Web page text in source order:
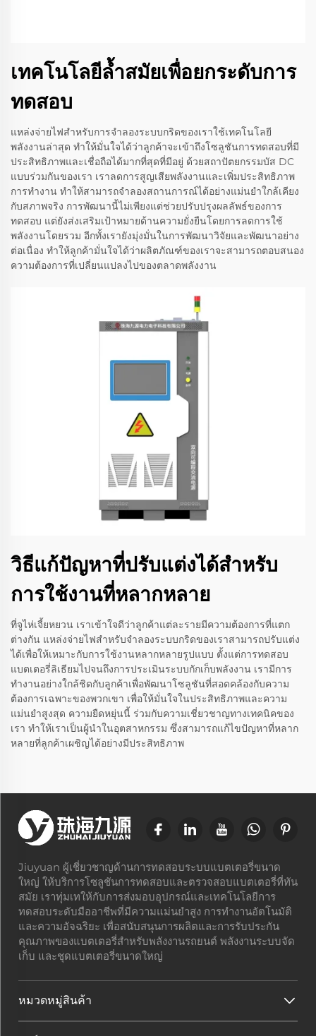
เทคโนโลยีล้ำสมัยเพื่อยกระดับการ
ทดสอบ
แหล่งจ่ายไฟสำหรับการจำลองระบบกริดของเราใช้เทคโนโลยี
พลังงานล่าสุด ทำให้มั่นใจได้ว่าลูกค้าจะเข้าถึงโซลูชันการทดสอบที่มี
ประสิทธิภาพและเชื่อถือได้มากที่สุดที่มีอยู่ ด้วยสถาปัตยกรรมบัส DC
แบบร่วมกันของเรา เราลดการสูญเสียพลังงานและเพิ่มประสิทธิภาพ
การทำงาน ทำให้สามารถจำลองสถานการณ์ได้อย่างแม่นยำใกล้เคียง
กับสภาพจริง การพัฒนานี้ไม่เพียงแต่ช่วยปรับปรุงผลลัพธ์ของการ
ทดสอบ แต่ยังส่งเสริมเป้าหมายด้านความยั่งยืนโดยการลดการใช้
พลังงานโดยรวม อีกทั้งเรายังมุ่งมั่นในการพัฒนาวิจัยและพัฒนาอย่าง
ต่อเนื่อง ทำให้ลูกค้ามั่นใจได้ว่าผลิตภัณฑ์ของเราจะสามารถตอบสนอง
ความต้องการที่เปลี่ยนแปลงไปของตลาดพลังงาน
วิธีแก้ปัญหาที่ปรับแต่งได้สำหรับ
การใช้งานที่หลากหลาย
ที่จูไห่เจี้ยหยวน เราเข้าใจดีว่าลูกค้าแต่ละรายมีความต้องการที่แตก
ต่างกัน แหล่งจ่ายไฟสำหรับจำลองระบบกริดของเราสามารถปรับแต่ง
ได้เพื่อให้เหมาะกับการใช้งานหลากหลายรูปแบบ ตั้งแต่การทดสอบ
แบตเตอรี่ลิเธียมไปจนถึงการประเมินระบบกักเก็บพลังงาน เรามีการ
ทำงานอย่างใกล้ชิดกับลูกค้าเพื่อพัฒนาโซลูชันที่สอดคล้องกับความ
ต้องการเฉพาะของพวกเขา เพื่อให้มั่นใจในประสิทธิภาพและความ
แม่นยำสูงสุด ความยืดหยุ่นนี้ ร่วมกับความเชี่ยวชาญทางเทคนิคของ
เรา ทำให้เราเป็นผู้นำในอุตสาหกรรม ซึ่งสามารถแก้ไขปัญหาที่หลาก
หลายที่ลูกค้าเผชิญได้อย่างมีประสิทธิภาพ
Jiuyuan ผู้เชี่ยวชาญด้านการทดสอบระบบแบตเตอรี่ขนาด
ใหญ่ ให้บริการโซลูชันการทดสอบและตรวจสอบแบตเตอรี่ที่ทัน
สมัย เราทุ่มเทให้กับการส่งมอบอุปกรณ์และเทคโนโลยีการ
ทดสอบระดับมืออาชีพที่มีความแม่นยำสูง การทำงานอัตโนมัติ
และความอัจฉริยะ เพื่อสนับสนุนการผลิตและการรับประกัน
คุณภาพของแบตเตอรี่สำหรับพลังงานรถยนต์ พลังงานระบบจัด
เก็บ และชุดแบตเตอรี่ขนาดใหญ่
หมวดหมู่สินค้า